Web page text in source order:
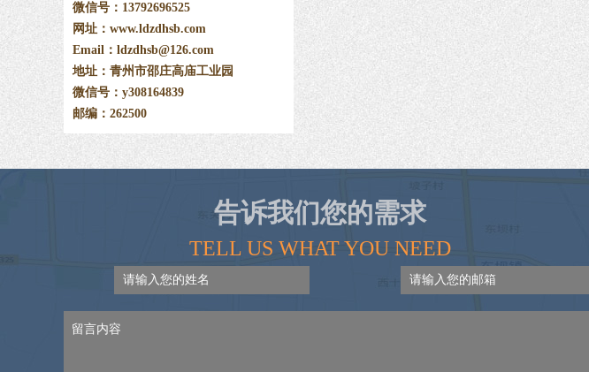
微信号：13792696525
网址：www.ldzdhsb.com
Email：ldzdhsb@126.com
地址：青州市邵庄高庙工业园
微信号：y308164839
邮编：262500
告诉我们您的需求
TELL US WHAT YOU NEED